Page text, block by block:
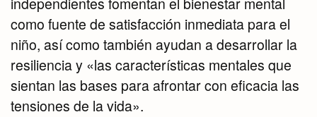
como fuente de satisfacción inmediata para el
niño, así como también ayudan a desarrollar la
resiliencia y «las características mentales que
sientan las bases para afrontar con eficacia las
tensiones de la vida».